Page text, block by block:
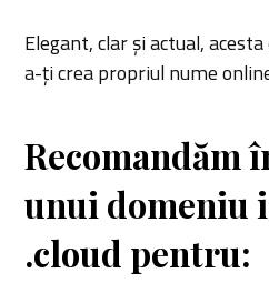
Elegant, clar și actual,
a-ți crea propriul nume
Recomandăm
unui domeniu
.cloud pentru: